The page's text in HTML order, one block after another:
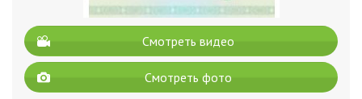
Смотреть видео
Смотреть фото